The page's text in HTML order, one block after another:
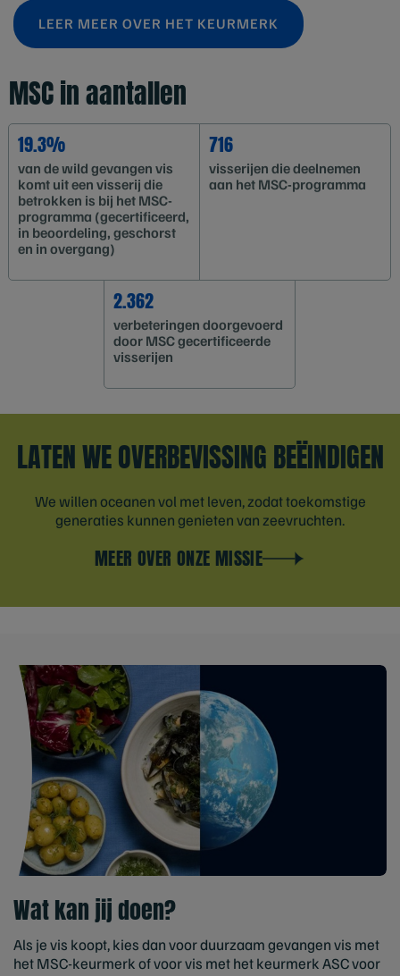
LEER MEER OVER HET KEURMERK
MSC in aantallen
19.3%
van de wild gevangen vis
komt uit een visserij die
betrokken is bij het MSC-
programma (gecertificeerd,
in beoordeling, geschorst
en in overgang)
716
visserijen die deelnemen
aan het MSC-programma
2.362
verbeteringen doorgevoerd
door MSC gecertificeerde
visserijen
LATEN WE OVERBEVISSING BEËINDIGEN
We willen oceanen vol met leven, zodat toekomstige
generaties kunnen genieten van zeevruchten.
MEER OVER ONZE MISSIE
Wat kan jij doen?
Als je vis koopt, kies dan voor duurzaam gevangen vis met
het MSC-keurmerk of voor vis met het keurmerk ASC voor